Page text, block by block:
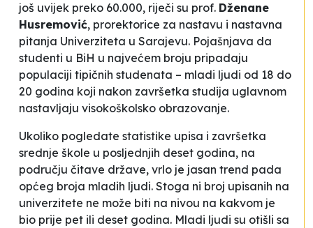
još uvijek preko 60.000, riječi su prof. Dženane
Husremović, prorektorice za nastavu i nastavna
pitanja Univerziteta u Sarajevu. Pojašnjava da
studenti u BiH u najvećem broju pripadaju
populaciji tipičnih studenata – mladi ljudi od 18 do
20 godina koji nakon završetka studija uglavnom
nastavljaju visokoškolsko obrazovanje.
Ukoliko pogledate statistike upisa i završetka
srednje škole u posljednjih deset godina, na
području čitave države, vrlo je jasan trend pada
općeg broja mladih ljudi. Stoga ni broj upisanih na
univerzitete ne može biti na nivou na kakvom je
bio prije pet ili deset godina. Mladi ljudi su otišli sa